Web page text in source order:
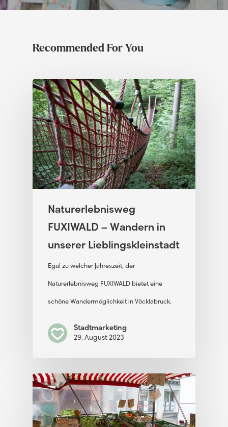
Recommended For You
Naturerlebnisweg
FUXIWALD – Wandern in
unserer Lieblingskleinstadt
Egal zu welcher Jahreszeit, der
Naturerlebnisweg FUXIWALD bietet eine
schöne Wandermöglichkeit in Vöcklabruck.
Stadtmarketing
29. August 2023